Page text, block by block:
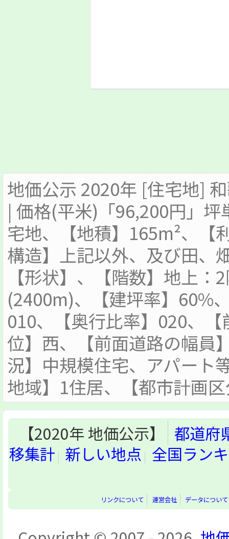
地価公示 2020年 [住宅地]
| 価格(平米)「96,200円」
宅地、【地積】165m²、【
構造】上記以外、及び田、
【形状】、【階数】地上
(2400m)、【建坪率】60%
010、【奥行比率】020、
位】西、【前面道路の幅員
況】中規模住宅、アパート
地域】1住居、【都市計画
【2020年 地価公示】
都道府
移集計 新しい地点 全国ラン
リンクについて 運営会社 データについて